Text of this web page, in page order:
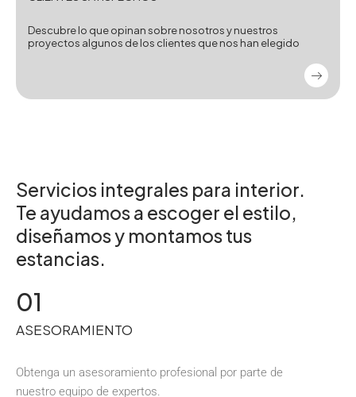
Descubre lo que opinan sobre nosotros y nuestros
proyectos algunos de los clientes que nos han elegido
Servicios integrales para interior.
Te ayudamos a escoger el estilo,
diseñamos y montamos tus
estancias.
01
ASESORAMIENTO
Obtenga un asesoramiento profesional por parte de
nuestro equipo de expertos.